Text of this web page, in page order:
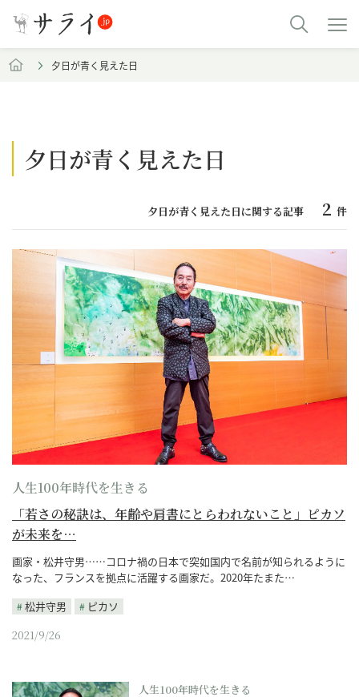
夕日が青く見えた日
夕日が青く見えた日
夕日が青く見えた日に関する記事 2 件
人生100年時代を生きる
「若さの秘訣は、年齢や肩書にとらわれないこと」ピカソ
が未来を…
画家・松井守男……コロナ禍の日本で突如国内で名前が知られるように
なった、フランスを拠点に活躍する画家だ。2020年たまた…
松井守男
ピカソ
2021/9/26
人生100年時代を生きる